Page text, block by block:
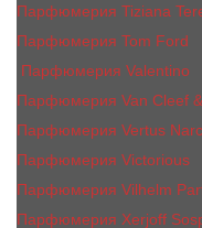
Парфюмерия Tiziana
Парфюмерия Tom Ford
Парфюмерия Valentino
Парфюмерия Van Cleef
Парфюмерия Vertus
Парфюмерия Victorious
Парфюмерия Vilhelm
Парфюмерия Xerjoff